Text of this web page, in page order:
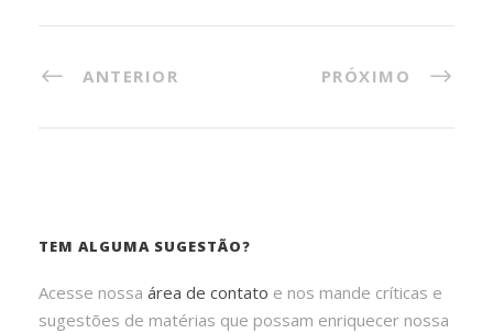
ANTERIOR PRÓXIMO
TEM ALGUMA SUGESTÃO?
Acesse nossa área de contato e nos mande críticas e
sugestões de matérias que possam enriquecer nossa